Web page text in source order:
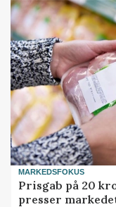
MARKEDSFOKUS
Prisgab på 20
presser